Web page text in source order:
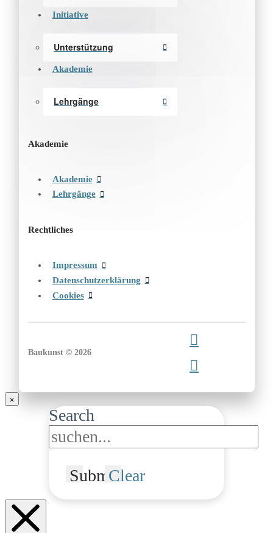
Initiative
Unterstützung
Akademie
Lehrgänge
Akademie
Akademie
Lehrgänge
Rechtliches
Impressum
Datenschutzerklärung
Cookies
Baukunst © 2026
Search
SubmitClear